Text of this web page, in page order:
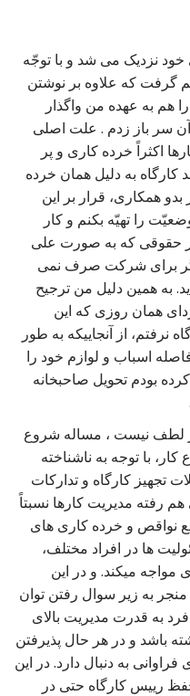
خود نزدیک می شد و با توجّه
گرفت که علاوه بر نوشتن
هم به عهده من واگذار
آن سر باز زدم . علت اصلی
اکثراً خرده کاری و پر
کارگاه به دلیل همان خرده
همکاری، قرار بر این
را تهیّه بکنم و کار
حقوقی که به صورت علی
برای شرکت صرف نمی
به همین دلیل من ترجیح
همان روزی که این
نرفتم، از آنجاییکه به طور
اسباب و لوازم خود را
بودم تحویل صاحبخانه
لطف نیست ، مساله شروع
با توجه به ناشناخته
تجهیز کارگاه و تدارکات
رفته مدیریت کارها نسبتاً
نواقص و خرده کاری های
ها در افراد مختلف،
مواجه میکند. و در این
به زیر سوال رفتن توان
به قدرت مدیریت بالای
باشد و در هر حال پذیرفتن
به دنبال دارد. در این
رییس کارگاه حتی در